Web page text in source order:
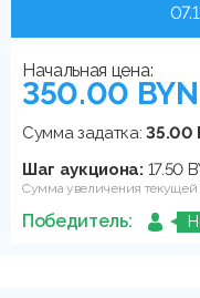
Начальная цена:
350.00 BYN
Сумма задатка:35.00
Шаг аукциона: 17.50
Сумма увеличения текущей
Победитель: